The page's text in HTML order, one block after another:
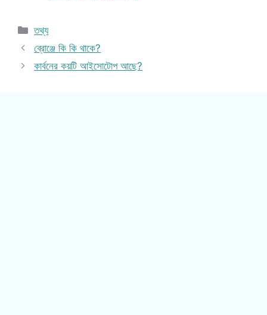
Categories
তথ্য
ব্রোঞ্জে কি কি থাকে?
কার্বনের কয়টি আইসোটোপ আছে?